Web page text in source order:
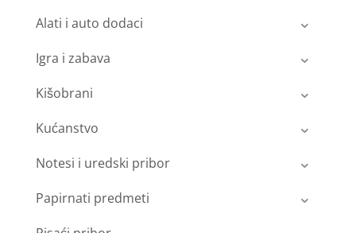
Alati i auto dodaci
Igra i zabava
Kišobrani
Kućanstvo
Notesi i uredski pribor
Papirnati predmeti